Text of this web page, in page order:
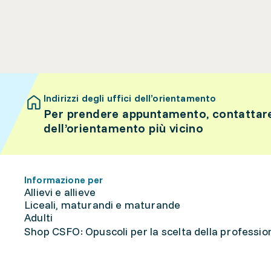
Indirizzi degli uffici dell’orientamento
Per prendere appuntamento,
dell’orientamento più vicino
Informazione per
Allievi e allieve
Liceali, maturandi e maturande
Adulti
Shop CSFO: Opuscoli per la scelta della